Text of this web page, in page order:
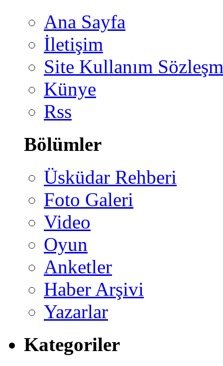
Ana Sayfa
İletişim
Site Kullanım
Künye
Rss
Bölümler
Üsküdar Rehberi
Foto Galeri
Video
Oyun
Anketler
Haber Arşivi
Yazarlar
Kategoriler